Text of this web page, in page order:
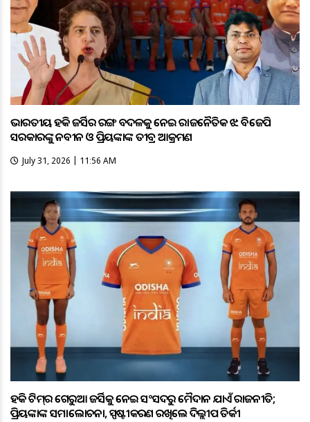
ଭାରତୀୟ ହକି ଜର୍ସିର ରଙ୍ଗ ବଦଳକୁ ନେଇ ରାଜନୈତିକ ଝଡ଼: ବିଜେପି
ସରକାରଙ୍କୁ ନବୀନ ଓ ପ୍ରିୟଙ୍କାଙ୍କ ତୀବ୍ର ଆକ୍ରମଣ
July 31, 2026 | 11:56 AM
ହକି ଟିମ୍‌ର ଗେରୁଆ ଜର୍ସିକୁ ନେଇ ସଂସଦରୁ ମୈଦାନ ଯାଏଁ ରାଜନୀତି;
ପ୍ରିୟଙ୍କାଙ୍କ ସମାଲୋଚନା, ସ୍ପଷ୍ଟୀକରଣ ରଖିଲେ ଦିଲ୍ଲୀପ ତିର୍କୀ